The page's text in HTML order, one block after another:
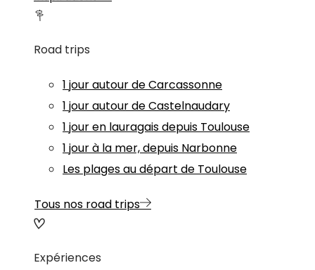
Road trips
1 jour autour de Carcassonne
1 jour autour de Castelnaudary
1 jour en lauragais depuis Toulouse
1 jour à la mer, depuis Narbonne
Les plages au départ de Toulouse
Tous nos road trips
Expériences